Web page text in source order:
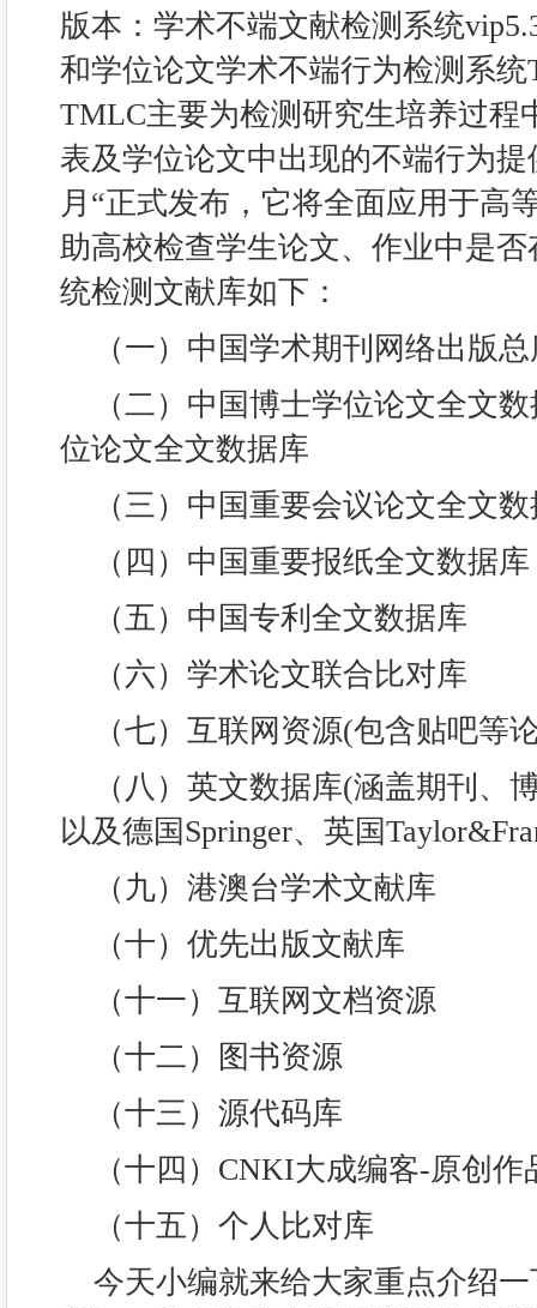
版本：学术不端文献检测系统
和学位论文学术不端行为检测系
TMLC主要为检测研究生培养过程
表及学位论文中出现的不端行为提
月“正式发布，它将全面应用于高
助高校检查学生论文、作业中是
统检测文献库如下：
（一）中国学术期刊网络出版
（二）中国博士学位论文全文
位论文全文数据库
（三）中国重要会议论文全文
（四）中国重要报纸全文数据库
（五）中国专利全文数据库
（六）学术论文联合比对库
（七）互联网资源(包含贴吧等
（八）英文数据库(涵盖期刊、
以及德国Springer、英国
（九）港澳台学术文献库
（十）优先出版文献库
（十一）互联网文档资源
（十二）图书资源
（十三）源代码库
（十四）CNKI大成编客-原创作
（十五）个人比对库
今天小编就来给大家重点介绍